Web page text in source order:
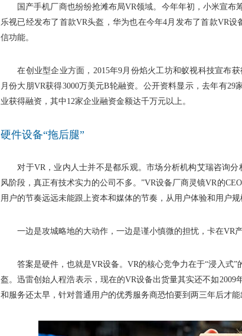
国产手机厂商也纷纷抢滩布局VR领域。今年年初，小米宣布
乐视已经发布了首款VR头盔，华为也在今年4月发布了首款VR
信功能。
在创业型企业方面，2015年9月份焰火工坊和蚁视科技宣布获
月份大朋VR获得3000万美元B轮融资。公开资料显示，去年有
业获得融资，其中12家企业融资金额达千万元以上。
硬件设备“拖后腿”
对于VR，业内人士并不是都乐观。市场分析机构艾瑞咨询分
风阶段，真正有技术实力的公司不多。”VR设备厂商灵镜VR的
用户的节奏远远未能跟上资本和媒体的节奏，从用户体验和用户
一边是攻城略地的大动作，一边是谨小慎微的担忧，卡在VR
答案是硬件，也就是VR设备。VR的核心竞争力在于“浸入式”
盔。迅雷创始人程浩表示，现在的VR设备出货量其实还不如2009
和服务还太早，针对普通用户的优秀服务商恐怕要到两三年后才能